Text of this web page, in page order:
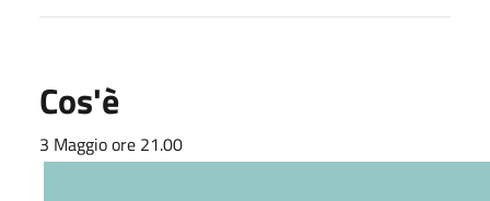
Cos'è
3 Maggio ore 21.00